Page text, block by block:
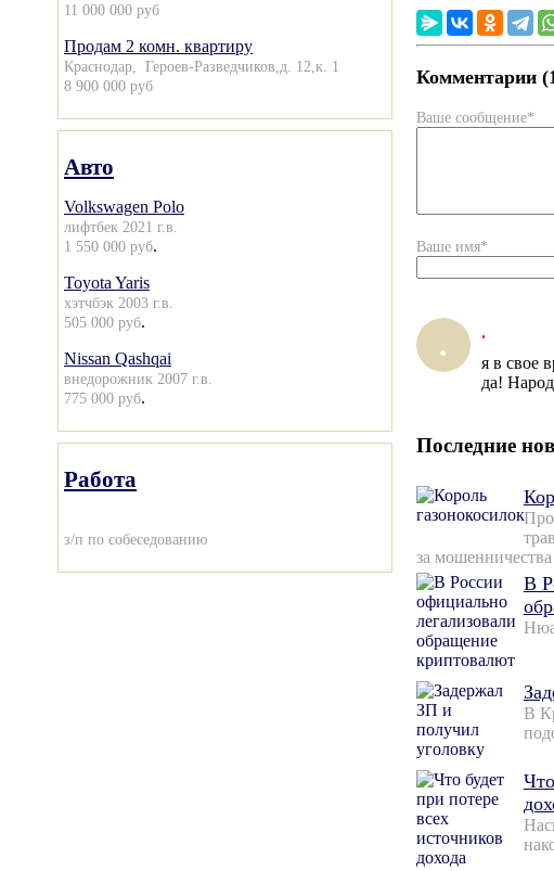
11 000 000 руб
Продам 2 комн. квартиру
Краснодар, Героев-Разведчиков,д. 12,к. 1
8 900 000 руб
Авто
Volkswagen Polo
лифтбек 2021 г.в.
1 550 000 руб.
Toyota Yaris
хэтчбэк 2003 г.в.
505 000 руб.
Nissan Qashqai
внедорожник 2007 г.в.
775 000 руб.
Работа
з/п по собеседованию
Комментарии
Ваше сообщение*
Ваше имя*
. .
я в свое
да!
Последние
за
В
В